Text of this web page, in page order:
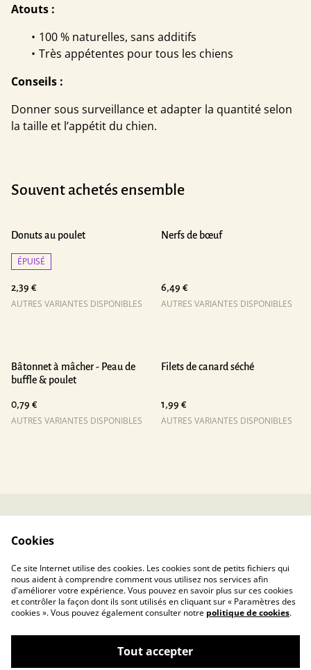
Atouts :
100 % naturelles, sans additifs
Très appétentes pour tous les chiens
Conseils :
Donner sous surveillance et adapter la quantité selon
la taille et l’appétit du chien.
Souvent achetés ensemble
Donuts au poulet
ÉPUISÉ
2,39 €
AUTRES VARIANTES DISPONIBLES
Nerfs de bœuf
6,49 €
AUTRES VARIANTES DISPONIBLES
Bâtonnet à mâcher - Peau de
buffle & poulet
0,79 €
AUTRES VARIANTES DISPONIBLES
Filets de canard séché
1,99 €
AUTRES VARIANTES DISPONIBLES
©2026
Toucanin.fr – La sélection de votre éducateur
Cookies
Ce site Internet utilise des cookies. Les cookies sont de petits fichiers qui
nous aident à comprendre comment vous utilisez nos services afin
d'améliorer votre expérience. Vous pouvez en savoir plus sur ces cookies
et contrôler la façon dont ils sont utilisés en cliquant sur « Paramètres des
cookies ». Vous pouvez également consulter notre politique de cookies.
Tout accepter